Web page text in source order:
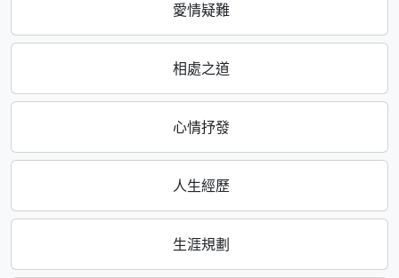
愛情疑難
相處之道
心情抒發
人生經歷
生涯規劃